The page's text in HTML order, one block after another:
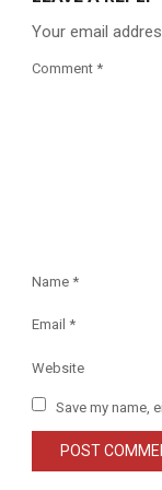
Your email
Comment *
Name *
Email *
Website
Save my name,